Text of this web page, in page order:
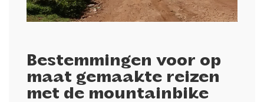
Bestemmingen voor op
maat gemaakte reizen
met de mountainbike